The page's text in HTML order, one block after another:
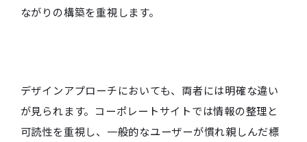
ながりの構築を重視します。
デザインアプローチにおいても、両者には明確な違い
が見られます。コーポレートサイトでは情報の整理と
可読性を重視し、一般的なユーザーが慣れ親しんだ標